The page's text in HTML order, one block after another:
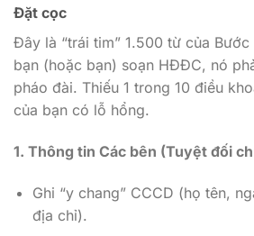
Đặt cọc
Đây là “trái tim” 1.500 từ của
bạn (hoặc bạn) soạn HĐĐC, nó
pháo đài. Thiếu 1 trong 10 điều
của bạn có lỗ hổng.
1. Thông tin Các bên (Tuyệt đối
Ghi “y chang” CCCD (họ tên,
địa chỉ).